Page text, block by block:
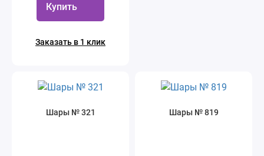
Купить
Заказать в 1 клик
Шары № 321 Шары № 819